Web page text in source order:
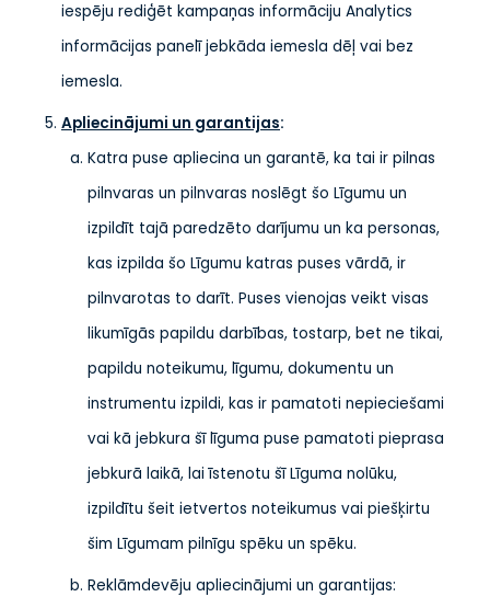
iespēju rediģēt kampaņas informāciju Analytics
informācijas panelī jebkāda iemesla dēļ vai bez
iemesla.
Apliecinājumi un garantijas:
Katra puse apliecina un garantē, ka tai ir pilnas
pilnvaras un pilnvaras noslēgt šo Līgumu un
izpildīt tajā paredzēto darījumu un ka personas,
kas izpilda šo Līgumu katras puses vārdā, ir
pilnvarotas to darīt. Puses vienojas veikt visas
likumīgās papildu darbības, tostarp, bet ne tikai,
papildu noteikumu, līgumu, dokumentu un
instrumentu izpildi, kas ir pamatoti nepieciešami
vai kā jebkura šī līguma puse pamatoti pieprasa
jebkurā laikā, lai īstenotu šī Līguma nolūku,
izpildītu šeit ietvertos noteikumus vai piešķirtu
šim Līgumam pilnīgu spēku un spēku.
Reklāmdevēju apliecinājumi un garantijas: